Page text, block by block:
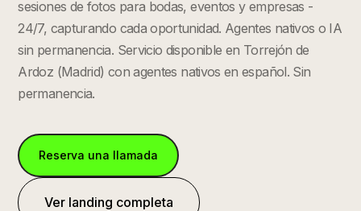
sesiones de fotos para bodas, eventos y empresas -
24/7, capturando cada oportunidad. Agentes nativos o IA
sin permanencia. Servicio disponible en Torrejón de
Ardoz (Madrid) con agentes nativos en español. Sin
permanencia.
Reserva una llamada
Ver landing completa